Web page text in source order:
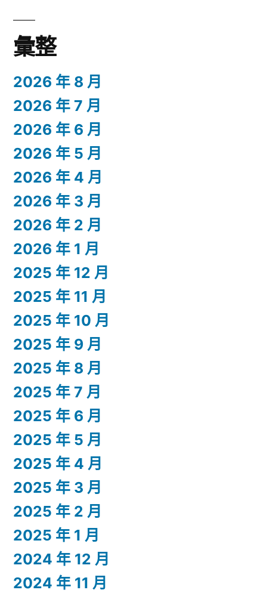
彙整
2026 年 8 月
2026 年 7 月
2026 年 6 月
2026 年 5 月
2026 年 4 月
2026 年 3 月
2026 年 2 月
2026 年 1 月
2025 年 12 月
2025 年 11 月
2025 年 10 月
2025 年 9 月
2025 年 8 月
2025 年 7 月
2025 年 6 月
2025 年 5 月
2025 年 4 月
2025 年 3 月
2025 年 2 月
2025 年 1 月
2024 年 12 月
2024 年 11 月